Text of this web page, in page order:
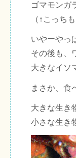
ゴマモンガ
（↑こっち
いやーやっ
その後も、
大きなイソ
まさか、食
大きな生き
小さな生き